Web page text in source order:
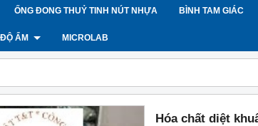
ỐNG ĐONG THUỶ TINH NÚT NHỰA BÌNH TAM GIÁC
ẨM MICROLAB
Hóa chất diệt